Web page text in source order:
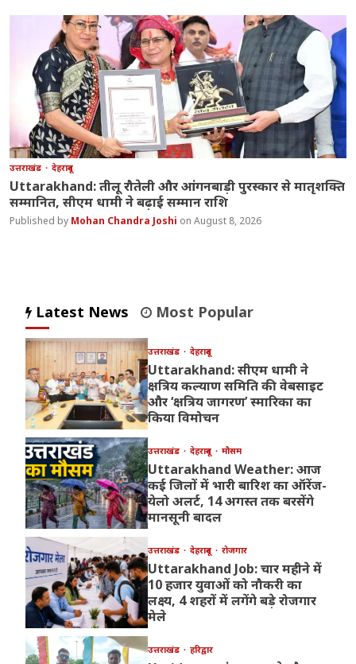
उत्तराखंड देहरादून
Uttarakhand: तीलू रौतेली और आंगनबाड़ी पुरस्कार से मातृशक्ति
सम्मानित, सीएम धामी ने बढ़ाई सम्मान राशि
Mohan Chandra Joshi August 8, 2026
Latest News Most Popular
उत्तराखंड देहरादून
Uttarakhand: सीएम धामी ने
क्षत्रिय कल्याण समिति की वेबसाइट
और ‘क्षत्रिय जागरण’ स्मारिका का
किया विमोचन
उत्तराखंड देहरादून मौसम
Uttarakhand Weather: आज
कई जिलों में भारी बारिश का ऑरेंज-
येलो अलर्ट, 14 अगस्त तक बरसेंगे
मानसूनी बादल
उत्तराखंड देहरादून रोजगार
Uttarakhand Job: चार महीने में
10 हजार युवाओं को नौकरी का
लक्ष्य, 4 शहरों में लगेंगे बड़े रोजगार
मेले
उत्तराखंड हरिद्वार